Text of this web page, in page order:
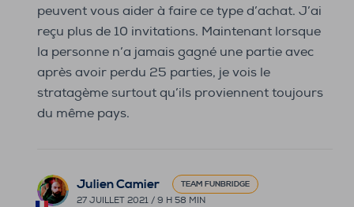
peuvent vous aider à faire ce type d’achat. J’ai
reçu plus de 10 invitations. Maintenant lorsque
la personne n’a jamais gagné une partie avec
après avoir perdu 25 parties, je vois le
stratagème surtout qu’ils proviennent toujours
du même pays.
Julien Camier TEAM FUNBRIDGE
27 JUILLET 2021 / 9 H 58 MIN